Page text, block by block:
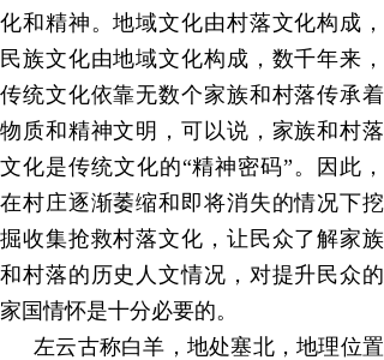
化和精神。地域文化由村落文化构成，
民族文化由地域文化构成，数千年来，
传统文化依靠无数个家族和村落传承着
物质和精神文明，可以说，家族和村落
文化是传统文化的“精神密码”。因此，
在村庄逐渐萎缩和即将消失的情况下挖
掘收集抢救村落文化，让民众了解家族
和村落的历史人文情况，对提升民众的
家国情怀是十分必要的。
左云古称白羊，地处塞北，地理位置